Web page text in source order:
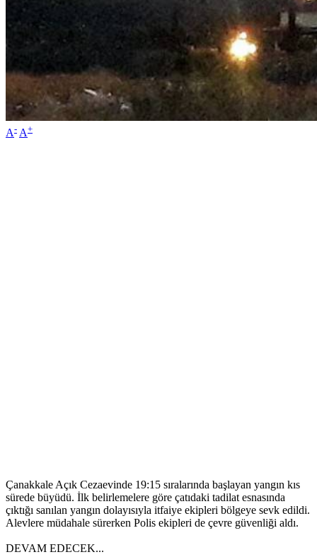
A- A+
Çanakkale Açık Cezaevinde 19:15 sıralarında başlayan yangın kıs
sürede büyüdü. İlk belirlemelere göre çatıdaki tadilat esnasında
çıktığı sanılan yangın dolayısıyla itfaiye ekipleri bölgeye sevk edildi.
Alevlere müdahale sürerken Polis ekipleri de çevre güvenliği aldı.
DEVAM EDECEK...